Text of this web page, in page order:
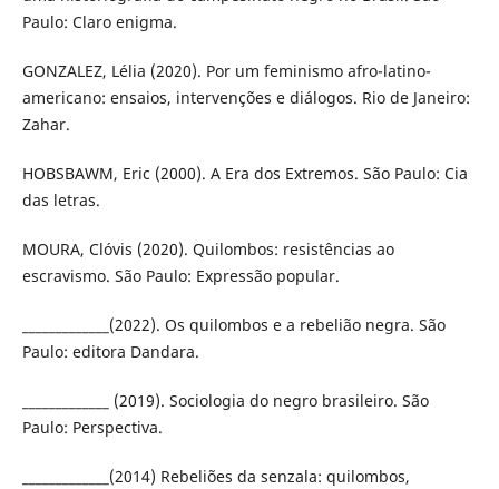
Paulo: Claro enigma.
GONZALEZ, Lélia (2020). Por um feminismo afro-latino-
americano: ensaios, intervenções e diálogos. Rio de Janeiro:
Zahar.
HOBSBAWM, Eric (2000). A Era dos Extremos. São Paulo: Cia
das letras.
MOURA, Clóvis (2020). Quilombos: resistências ao
escravismo. São Paulo: Expressão popular.
_____________(2022). Os quilombos e a rebelião negra. São
Paulo: editora Dandara.
_____________ (2019). Sociologia do negro brasileiro. São
Paulo: Perspectiva.
_____________(2014) Rebeliões da senzala: quilombos,